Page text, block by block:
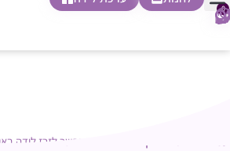
0
האם אפשר לזרז לידה